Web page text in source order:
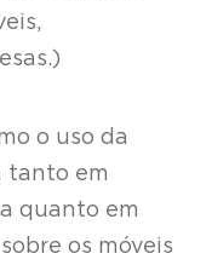
o uso da
tanto em
quanto em
os móveis